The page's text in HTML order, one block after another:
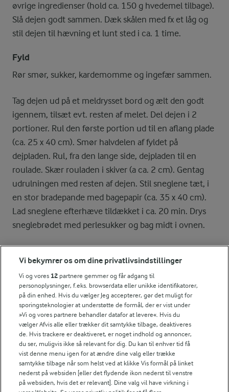
øvrige ingredienser (hold ca. 150 g hvedemel tilbage).
Slå dejen godt sammen. Dæk skålen med fx et låg og
stil dejen til hævning et lunt sted i ca. 1 time.
Fyld
Rør smør, sukker, kardemomme og ingefær sammen.
Tag dejen ud på et meldrysset bord og ælt den godt
igennem, tilsæt evt. resten af melet. Del dejen i 2
portioner. Rul den første portion ud til en aflang plade
(ca. 25 x 40 cm). Smør halvdelen af fyldet på
dejpladen. Rul, fra den lange side, dejpladen til en
roulade. Skær rouladen i skiver (a ca. 2 cm). Gentag
udrulningen med resten af dejen. Stil sneglene tæt, i
en stor bradepande med bagepapir (ca. 35 x 40 cm).
Lad sneglene efterhæve tildækket i ca. 20 min. Drys
sneglebrødet med perlesukker og bag midt i ovnen.
Bagetid
Sæt bradepanden i en kold ovn. Indstil på 200° og bag
i ca. 25 min.
Bedømmelse
1 2 3 4 5
NÆRINGSINDHOLD, PR 100 G
Vi bekymrer os om dine privatlivsindstillinger
Vi og vores 12 partnere gemmer og får adgang til
personoplysninger, f.eks. browserdata eller unikke identifikatorer,
på din enhed. Hvis du vælger Jeg accepterer, gør det muligt for
sporingsteknologier at understøtte de formål, der er vist under
»Vi og vores partnere behandler datafor at levere«. Hvis du
vælger Afvis alle eller trækker dit samtykke tilbage, deaktiveres
de. Hvis trackere er deaktiveret, er noget indhold og annoncer,
du ser, muligvis ikke så relevant for dig. Du kan til enhver tid få
vist denne menu igen for at ændre dine valg eller trække
samtykke tilbage når som helst ved at klikke Vis formål på linket
nederst på websiden [eller det flydende ikon nederst til venstre
på websiden, hvis det er relevant]. Dine valg vil have virkning i